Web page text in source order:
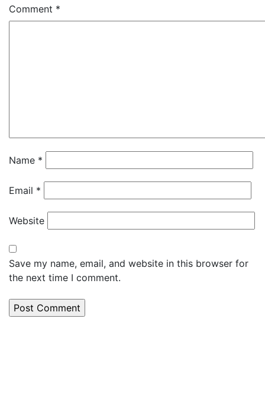
Comment *
Name *
Email *
Website
Save my name, email, and website in this browser for
the next time I comment.